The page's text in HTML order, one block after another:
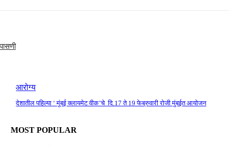
आरोग्य
देशातील पहिल्या ‘ मुंबई क्लायमेट वीक’चे दि.17 ते 19 फेब्रुवारी रोजी मुंबईत आयोजन
MOST POPULAR